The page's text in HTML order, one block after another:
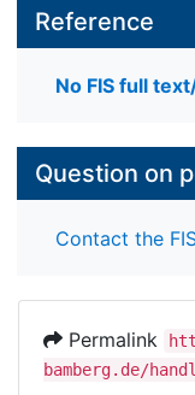
Reference
No FIS full
Question on
Contact the
Permalink
bamberg.de/